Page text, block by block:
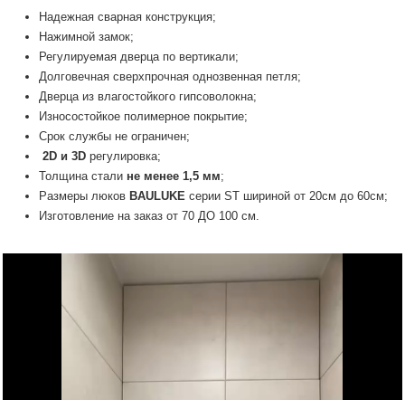
Надежная сварная конструкция;
Нажимной замок;
Регулируемая дверца по вертикали;
Долговечная сверхпрочная однозвенная петля;
Дверца из влагостойкого гипсоволокна;
Износостойкое полимерное покрытие;
Срок службы не ограничен;
2D и 3D регулировка;
Толщина стали не менее 1,5 мм;
Размеры люков BAULUKE серии SТ шириной от 20см до 60см;
Изготовление на заказ от 70 ДО 100 см.